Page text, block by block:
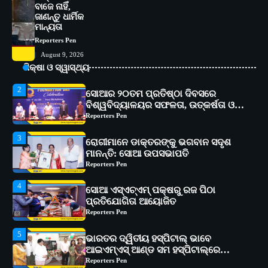
ବାଜେ ନାହିଁ,
ଜାଣନ୍ତୁ ଧାର୍ମିକ
ମାନ୍ୟତା
Reporters Pen
August 9, 2026
ଶିକ୍ଷା ଓ ସ୍ୱାସ୍ଥ୍ୟ
2
ଅଗ୍ରଗତିର ସ୍ମୃତିଚାରଣ
Reporters Pen
3
ରୋଗୀମାନେ ଡାକ୍ତରଙ୍କୁ ଭଗବାନ ସଦୃଶ
ମାନନ୍ତି: ସୋଆ ଉପସଭାପତି
Reporters Pen
4
ସୋଆ ଏସ୍‌ଏଚ୍‌ଏମ୍ ପକ୍ଷରୁ ରଜ ପିଠା
ପ୍ରତିଯୋଗିତା ଆୟୋଜିତ
Reporters Pen
5
ଭାରତର ଦ୍ୱିତୀୟ ହସ୍ପିଟାଲ୍ ଭାବେ
ଆଇଏମ୍‌ଏସ୍ ଆଣ୍ଡ ସମ ହସ୍ପିଟାଲ୍‌ରେ
ଅତ୍ୟାଧୁନିକ ଡିଜିସ୍କାନର ସ୍ଥାପନ
Reporters Pen
1
ସୋଆ ପକ୍ଷରୁ ରାୱେ କାର୍ଯ୍ୟକ୍ରମ ଅଧୀନରେ
୧୧ଟି ଗ୍ରାମରେ ୧୬ଟି କୃଷକ ପ୍ରଶିକ୍ଷଣ
କାର୍ଯ୍ୟକ୍ରମ ଆୟୋଜିତ
Reporters Pen